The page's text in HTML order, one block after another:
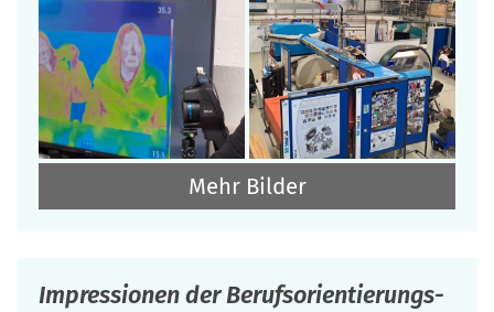
Mehr Bilder
Impressionen der Berufsorientierungs-